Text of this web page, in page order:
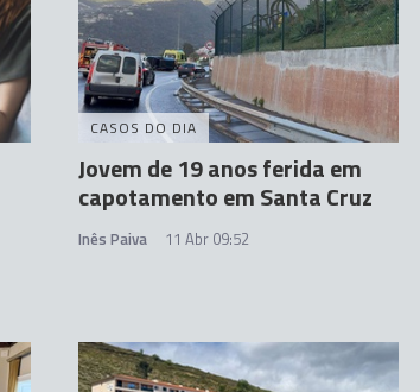
CASOS DO DIA
Jovem de 19 anos ferida em
capotamento em Santa Cruz
Inês Paiva 11 Abr 09:52